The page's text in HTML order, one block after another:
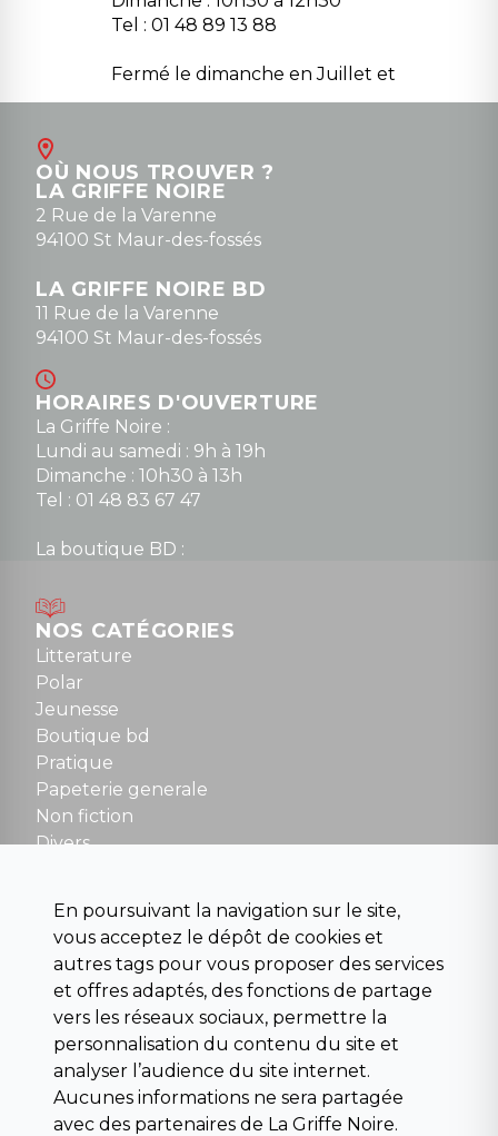
Tel : 01 48 89 13 88
Fermé le dimanche en Juillet et
Août
contact@la-griffe-noire.com
0148836747
OÙ NOUS TROUVER ?
LA GRIFFE NOIRE
2 Rue de la Varenne
94100 St Maur-des-fossés
LA GRIFFE NOIRE BD
11 Rue de la Varenne
94100 St Maur-des-fossés
HORAIRES D'OUVERTURE
La Griffe Noire :
Lundi au samedi : 9h à 19h
Dimanche : 10h30 à 13h
Tel : 01 48 83 67 47
La boutique BD :
Mardi au samedi : 10h à 13h / 14h à 19h
Dimanche : 10h30 à 12h30
Tel : 01 48 89 13 88
Fermé le dimanche en Juillet et Août
NOUS CONTACTER
contact@la-griffe-noire.com
NOS CATÉGORIES
Litterature
Polar
Jeunesse
Boutique bd
Pratique
Papeterie generale
Non fiction
Divers
Para scolaire
Histoire
Pochoteque
Pleiade
INFORMATIONS
En poursuivant la navigation sur le site,
vous acceptez le dépôt de cookies et
autres tags pour vous proposer des services
et offres adaptés, des fonctions de partage
vers les réseaux sociaux, permettre la
personnalisation du contenu du site et
analyser l’audience du site internet.
Aucunes informations ne sera partagée
avec des partenaires de La Griffe Noire.